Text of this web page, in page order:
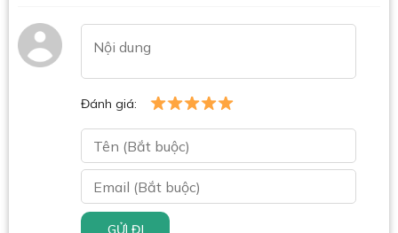
Đánh giá:
GỬI ĐI